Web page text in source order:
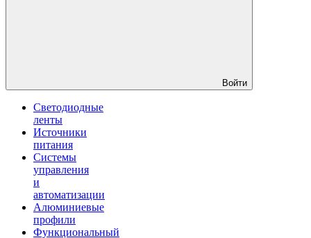
Войти
Светодиодные
ленты
Источники
питания
Системы
управления
и
автоматизации
Алюминиевые
профили
Функциональный